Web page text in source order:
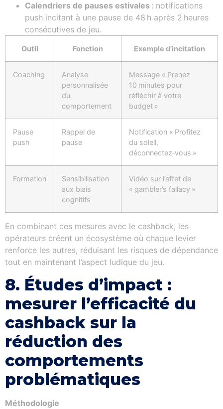
Calendriers de pauses estivales : notifications
push incitant à une pause de 48 h après 2 heures
consécutives de jeu.
Outil Fonction Exemple d’incitation
Coaching
Analyse
personnalisée
du
comportement
Message « Prenez
10 minutes pour
réfléchir à votre
budget »
Pause
push
Rappel de
pause
Notification « Profitez
du soleil,
déconnectez‑vous »
Formation
Sensibilisation
aux biais
cognitifs
Vidéo sur l’effet de
« gambler’s fallacy »
En combinant ces mesures avec le cashback, les
opérateurs créent un écosystème où chaque levier
renforce les autres, réduisant les risques de dépendance
tout en maintenant l’aspect ludique du jeu.
8. Études d’impact :
mesurer l’efficacité du
cashback sur la
réduction des
comportements
problématiques
Méthodologie